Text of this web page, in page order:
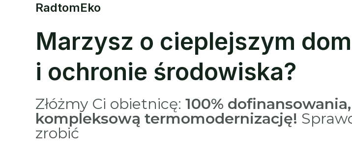
RadtomEko
Marzysz o cieplejszym
i ochronie środowiska?
Złóżmy Ci obietnicę: 100%
kompleksową termomodernizację!
zrobić